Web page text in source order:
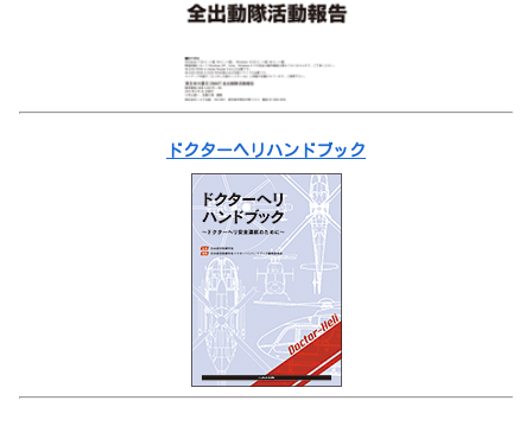
ドクターヘリハンドブック